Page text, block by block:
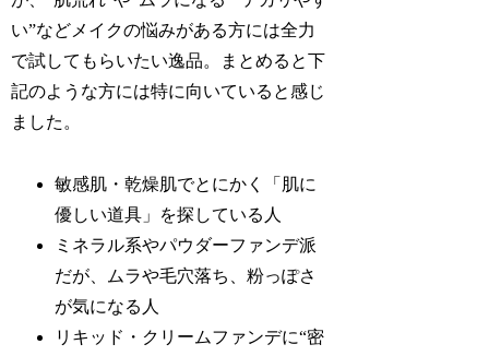
い”などメイクの悩みがある方には全力
で試してもらいたい逸品。まとめると下
記のような方には特に向いていると感じ
ました。
敏感肌・乾燥肌でとにかく「肌に
優しい道具」を探している人
ミネラル系やパウダーファンデ派
だが、ムラや毛穴落ち、粉っぽさ
が気になる人
リキッド・クリームファンデに“密